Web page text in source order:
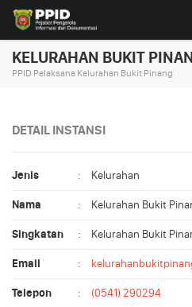
KELURAHAN BUKIT
PPID Pelaksana Kelurahan Bukit Pinang
DETAIL INSTANSI
Jenis : Kelurahan
Nama : Kelurahan Bukit
Singkatan : Kelurahan Bukit
Email :
Telepon : (0541) 290294